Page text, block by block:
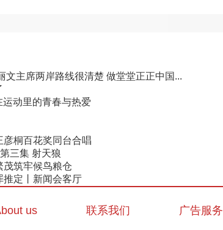
文主席两岸路线很清楚 做堂堂正正中国...
动里的青春与热爱
彦桐百花奖同台合唱
三集 射天狼
茂筑牢候鸟粮仓
推定丨新闻会客厅
us 联系我们 广告服务